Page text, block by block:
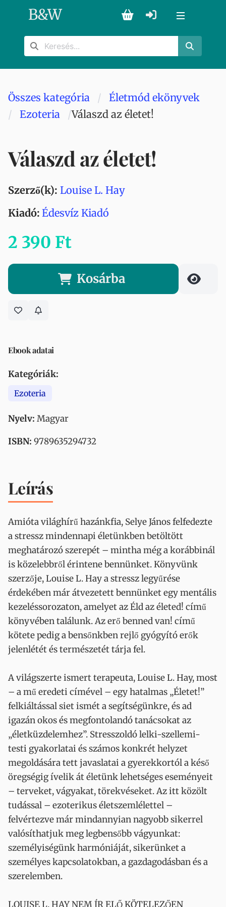
B&W
Összes kategória
Életmód ekönyvek
Ezoteria
Válaszd az életet!
Válaszd az életet!
Szerző(k): Louise L. Hay
Kiadó: Édesvíz Kiadó
2 390 Ft
Kosárba
Ebook adatai
Kategóriák:
Ezoteria
Nyelv: Magyar
ISBN: 9789635294732
Leírás
Amióta világhírű hazánkfia, Selye János felfedezte
a stressz mindennapi életünkben betöltött
meghatározó szerepét – mintha még a korábbinál
is közelebbről érintene bennünket. Könyvünk
szerzője, Louise L. Hay a stressz legyűrése
érdekében már átvezetett bennünket egy mentális
kezeléssorozaton, amelyet az Éld az életed! című
könyvében találunk. Az erő benned van! című
kötete pedig a bensőnkben rejlő gyógyító erők
jelenlétét és természetét tárja fel.
A világszerte ismert terapeuta, Louise L. Hay, most
– a mű eredeti címével – egy hatalmas „Életet!”
felkiáltással siet ismét a segítségünkre, és ad
igazán okos és megfontolandó tanácsokat az
„életküzdelemhez”. Stresszoldó lelki-szellemi-
testi gyakorlatai és számos konkrét helyzet
megoldására tett javaslatai a gyerekkortól a késő
öregségig ívelik át életünk lehetséges eseményeit
– terveket, vágyakat, törekvéseket. Az itt közölt
tudással – ezoterikus életszemlélettel –
felvértezve már mindannyian nagyobb sikerrel
valósíthatjuk meg legbensőbb vágyunkat:
személyiségünk harmóniáját, sikerünket a
személyes kapcsolatokban, a gazdagodásban és a
szerelemben.
LOUISE L. HAY NEM ÍR ELŐ KÖTELEZŐEN